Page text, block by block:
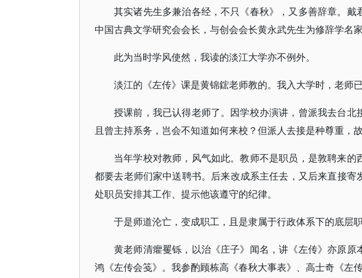
其实诸先生多兼治各经，不只《春秋》，又多善辞章。
中国古典文学研究会会长，与创会会长黄永武先生为修辞学名
此为当时学风使然，我读的淡江大学亦不例外。
淡江的《左传》课是黄锦鋐老师教的。我入大学时，老师
授课前，我已认得老师了。因学校办演讲，曾派我去台北
且曾主持系务，岂会不知道如何来校？但派人去接是种尊重，故
当年学校对教师，风气如此。教师不是职员，是敦聘来
都要去老师们家中送聘书。后来改成系主任去，又后来直接
处职员安排其工作、提示他该遵守的纪律。
于是师道沦亡，变成职工，且是隶属于行政体系下的底层职
黄老师清癯矍铄，以治《庄子》闻名，讲《左传》亦原
鸿《左传会笺》。我参酌顾栋高《春秋大事表》、高士奇《左